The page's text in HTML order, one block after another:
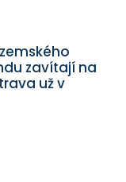
zavítají na
už v